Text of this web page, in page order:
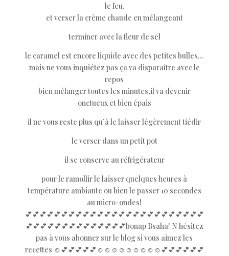
le feu.
et verser la crème chaude en mélangeant
terminer avec la fleur de sel
le caramel est encore liquide avec des petites bulles…
mais ne vous inquiétez pas ça va disparaître avec le
repos
bien mélanger toutes les minutes,il va devenir
onctueux et bien épais
il ne vous reste plus qu’à le laisser légèrement tiédir
le verser dans un petit pot
il se conserve au réfrigérateur
pour le ramollir le laisser quelques heures à
température ambiante ou bien le passer 10 secondes
au micro-ondes!
💕💕💕💕💕💕💕💕💕💕💕💕💕💕💕💕💕💕💕💕💕💕💕💕💕
💕💕💕💕💕💕💕💕💕💕💕💕💕💕bonap Bsaha! N hésitez
pas à vous abonner sur le blog si vous aimez les
recettes ☺️💕💕💕💕💕☺️☺️☺️☺️☺️☺️☺️☺️☺️💕💕💕💕💕💕